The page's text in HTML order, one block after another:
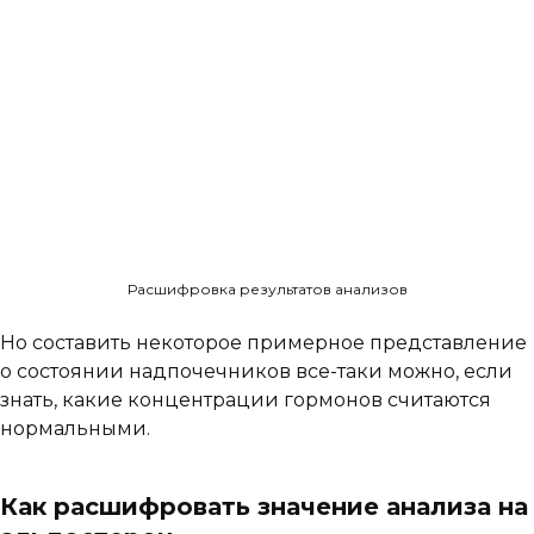
Расшифровка результатов анализов
Но составить некоторое примерное представление
о состоянии надпочечников все-таки можно, если
знать, какие концентрации гормонов считаются
нормальными.
Как расшифровать значение анализа на